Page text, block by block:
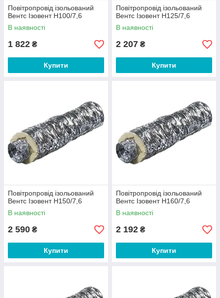
Повітропровід ізольований
Вентс Ізовент Н100/7,6
В наявності
1 822 ₴
Купити
Повітропровід ізольований
Вентс Ізовент Н125/7,6
В наявності
2 207 ₴
Купити
Повітропровід ізольований
Вентс Ізовент Н150/7,6
В наявності
2 590 ₴
Купити
Повітропровід ізольований
Вентс Ізовент Н160/7,6
В наявності
2 192 ₴
Купити